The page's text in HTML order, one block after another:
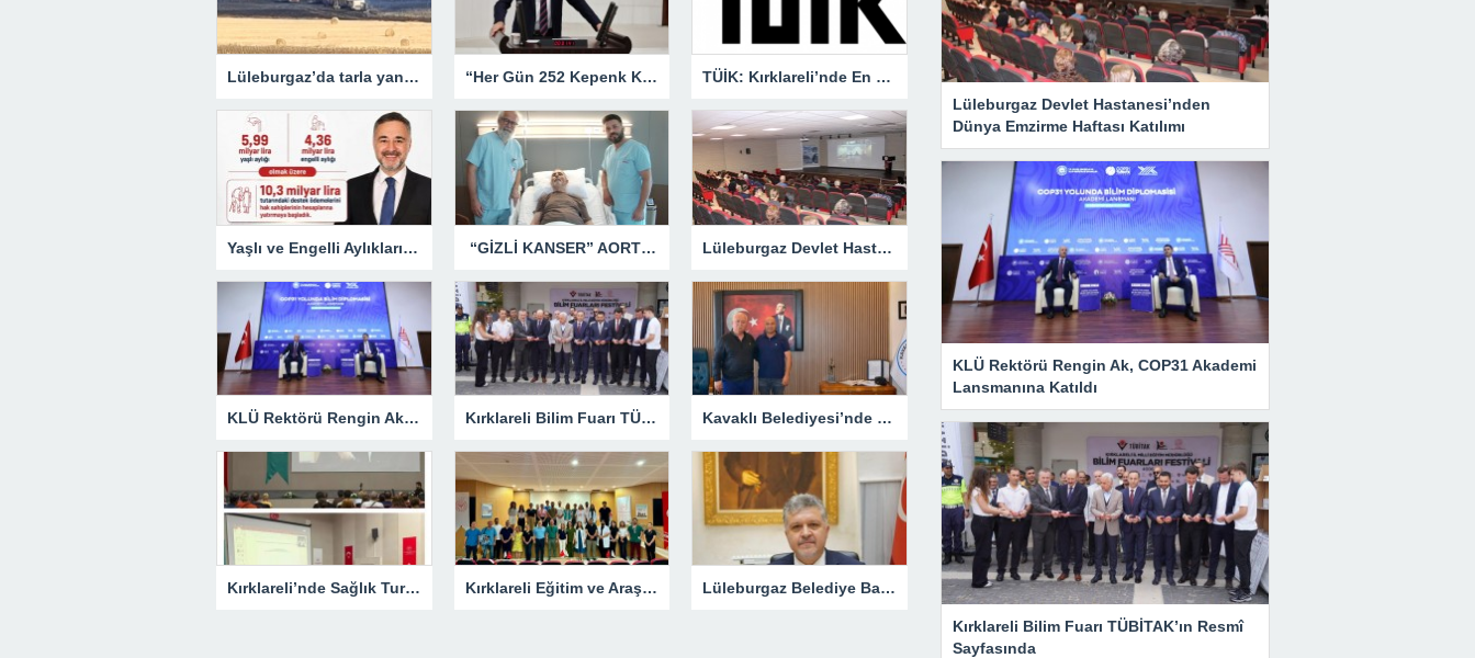
Lüleburgaz’da tarla yangını: Alevler rüzgarın etkisiyle yayıldı “Her Gün 252 Kepenk Kapanıyor… Bu Bir İflas Değil, Çığlıktır!” TÜİK: Kırklareli’nde En Büyük Ölüm Nedeni Dolaşım Sistemi Hastalıkları
Yaşlı ve Engelli Aylıkları Hesaplara Yatırılmaya Başlandı “GİZLİ KANSER” AORT ANEVRİZMASI KAPALI YÖNTEMLE TEDAVİ EDİLDİ Lüleburgaz Devlet Hastanesi’nden Dünya Emzirme Haftası Katılımı
KLÜ Rektörü Rengin Ak, COP31 Akademi Lansmanına Katıldı Kırklareli Bilim Fuarı TÜBİTAK’ın Resmî Sayfasında Kavaklı Belediyesi’nde Fahri Özkan Ziyareti
Kırklareli’nde Sağlık Turizmi Masaya Yatırıldı Kırklareli Eğitim ve Araştırma Hastanesi’nde Eğitim Planlaması Masaya Yatırıldı Lüleburgaz Belediye Başkanı Murat Gerenli CHP’den İstifa Etti
Lüleburgaz Devlet Hastanesi’nden
Dünya Emzirme Haftası Katılımı
KLÜ Rektörü Rengin Ak, COP31 Akademi
Lansmanına Katıldı
Kırklareli Bilim Fuarı TÜBİTAK’ın Resmî
Sayfasında